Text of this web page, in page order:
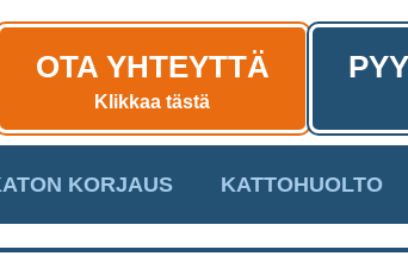
OTA YHTEYTTÄ
Klikkaa tästä
KORJAUS KATTOHUOLTO